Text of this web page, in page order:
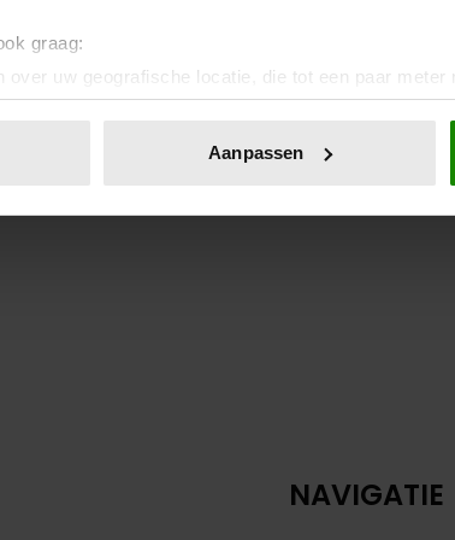
graag:
over uw geografische locatie, die tot een paar meter
door het actief te scannen op specifieke
of intrekken in de Cookieverklaring.
Aanpassen
NAVIGATIE